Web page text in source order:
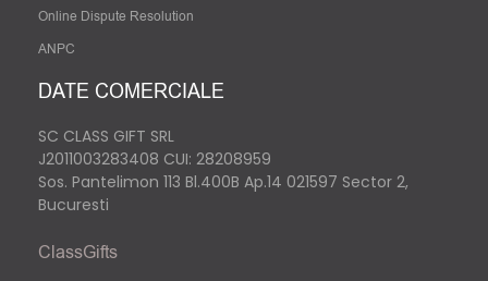
Online Dispute Resolution
ANPC
DATE COMERCIALE
SC CLASS GIFT SRL
J2011003283408 CUI: 28208959
Sos. Pantelimon 113 Bl.400B Ap.14 021597 Sector 2,
Bucuresti
ClassGifts